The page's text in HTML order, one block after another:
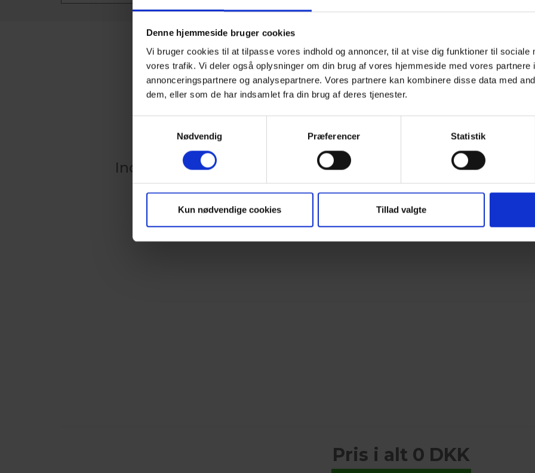
Denne hjemmeside bruger cookies
Vi bruger cookies til at tilpasse vores indhold og annoncer, til at vise dig funktioner til sociale
vores trafik. Vi deler også oplysninger om din brug af vores hjemmeside med vores partnere
annonceringspartnere og analysepartnere. Vores partnere kan kombinere disse data med
dem, eller som de har indsamlet fra din brug af deres tjenester.
Nødvendig
Præferencer Statistik
Kun nødvendige cookies Tillad valgte
Indlæser kalender
ONLINE
PÅ
Det er ikke muligt at
Kontakt os for booking
< VÆLG
Pris i alt 0 DKK